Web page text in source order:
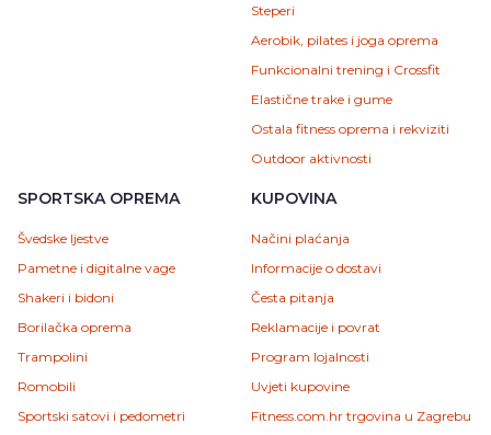
Steperi
Aerobik, pilates i joga oprema
Funkcionalni trening i Crossfit
Elastične trake i gume
Ostala fitness oprema i rekviziti
Outdoor aktivnosti
SPORTSKA OPREMA
Švedske ljestve
Pametne i digitalne vage
Shakeri i bidoni
Borilačka oprema
Trampolini
Romobili
Sportski satovi i pedometri
KUPOVINA
Načini plaćanja
Informacije o dostavi
Česta pitanja
Reklamacije i povrat
Program lojalnosti
Uvjeti kupovine
Fitness.com.hr trgovina u Zagrebu